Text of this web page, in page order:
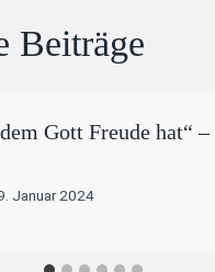
Beiträge
Gott Freude hat“
Januar 2024